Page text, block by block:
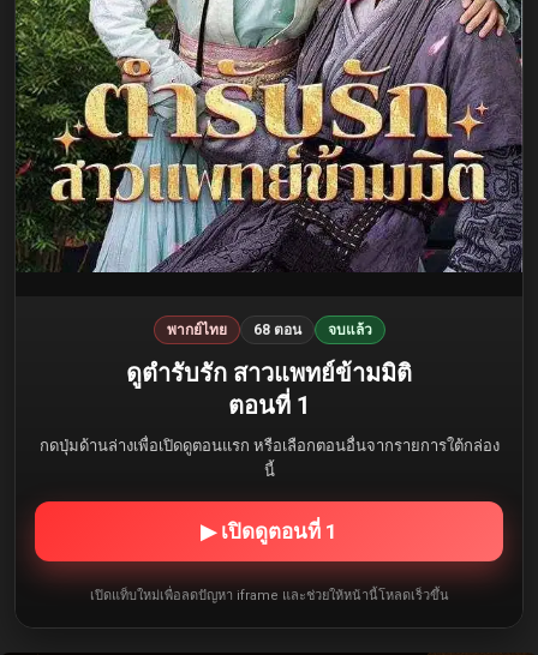
พากย์ไทย 68 ตอน จบแล้ว
ดูตำรับรัก สาวแพทย์ข้ามมิติ
ตอนที่ 1
กดปุ่มด้านล่างเพื่อเปิดดูตอนแรก หรือเลือกตอนอื่นจากรายการใต้กล่อง
นี้
▶ เปิดดูตอนที่ 1
เปิดแท็บใหม่เพื่อลดปัญหา iframe และช่วยให้หน้านี้โหลดเร็วขึ้น